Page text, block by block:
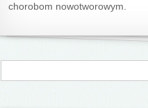
chorobom nowotworowym.
Formularz wyszukiwania
Szukaj